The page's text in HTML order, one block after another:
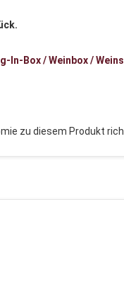
In-Box / Weinbox /
zu diesem Produkt